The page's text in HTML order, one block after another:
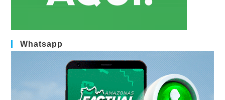
Whatsapp